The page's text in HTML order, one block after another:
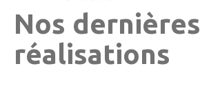
Nos dernières
réalisations